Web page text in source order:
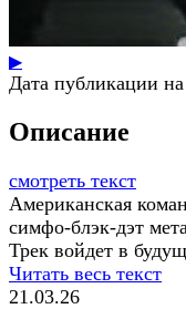
▶
Дата публикации на
Описание
смотреть текст
Американская
симфо-блэк-дэт
Трек войдет в
Читать весь текст
21.03.26